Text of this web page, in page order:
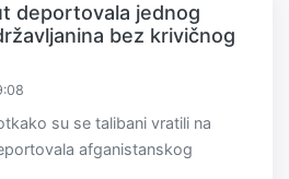
deportovala jednog
bez krivičnog
su se talibani vratili na
afganistanskog